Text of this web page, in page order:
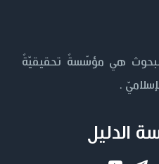
هي مؤسّسةٌ تحقيقيّةٌ
.
الدليل